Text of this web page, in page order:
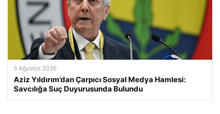
5 Ağustos 2026
Aziz Yıldırım’dan Çarpıcı Sosyal Medya Hamlesi:
Savcılığa Suç Duyurusunda Bulundu